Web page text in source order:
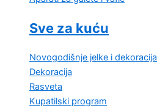
Sve za kuću
Novogodišnje jelke i dekoracija
Dekoracija
Rasveta
Kupatilski program